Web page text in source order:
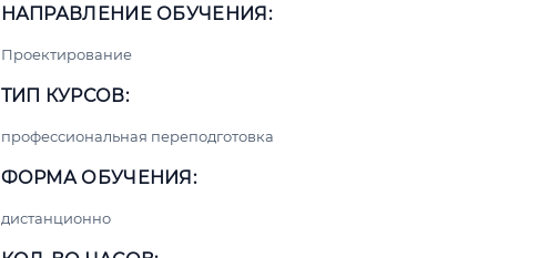
НАПРАВЛЕНИЕ ОБУЧЕНИЯ:
Проектирование
ТИП КУРСОВ:
профессиональная переподготовка
ФОРМА ОБУЧЕНИЯ:
дистанционно